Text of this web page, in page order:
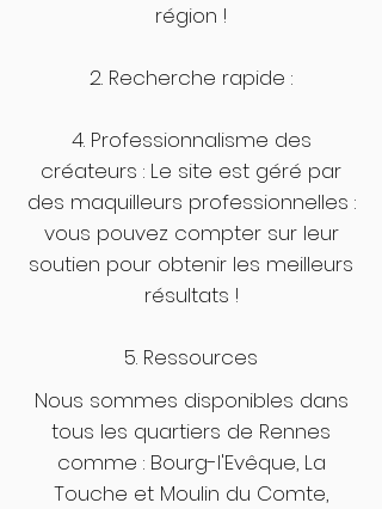
région !
2. Recherche rapide :
4. Professionnalisme des
créateurs : Le site est géré par
des maquilleurs professionnelles :
vous pouvez compter sur leur
soutien pour obtenir les meilleurs
résultats !
5. Ressources
Nous sommes disponibles dans
tous les quartiers de Rennes
comme : Bourg-l'Evêque, La
Touche et Moulin du Comte,